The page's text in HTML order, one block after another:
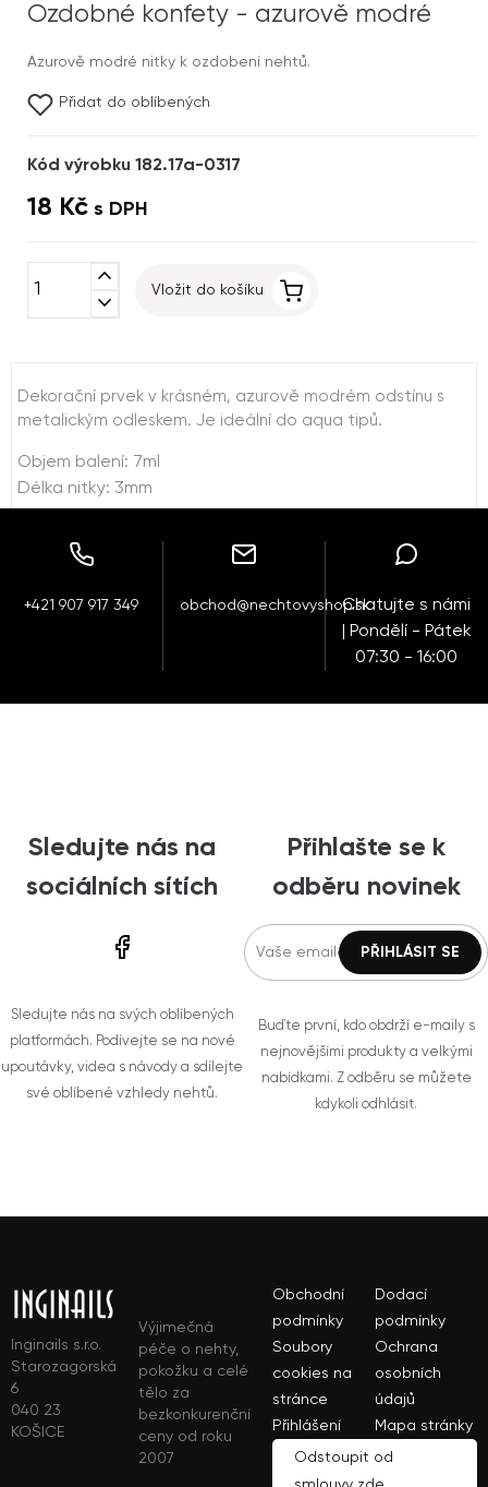
Ozdobné konfety - azurově modré
Azurově modré nitky k ozdobení nehtů.
Přidat do oblíbených
Kód výrobku 182.17a-0317
18 Kč s DPH
expand_less
expand_more
Vložit do košíku
Dekorační prvek v krásném, azurově modrém odstínu s
metalickým odleskem. Je ideální do aqua tipů.
Objem balení: 7ml
Délka nitky: 3mm
+421 907 917 349 obchod@nechtovyshop.skChatujte s námi
| Pondělí - Pátek
07:30 - 16:00
Sledujte nás na
sociálních sítích
Sledujte nás na svých oblíbených
platformách. Podívejte se na nové
upoutávky, videa s návody a sdílejte
své oblíbené vzhledy nehtů.
Přihlašte se k
odběru novinek
Buďte první, kdo obdrží e-maily s
nejnovějšími produkty a velkými
nabídkami. Z odběru se můžete
kdykoli odhlásit.
Inginails s.r.o.
Starozagorská
6
040 23
KOŠICE
Výjimečná
péče o nehty,
pokožku a celé
tělo za
bezkonkurenční
ceny od roku
2007
Obchodní
podmínky
Dodací
podmínky
Soubory
cookies na
stránce
Ochrana
osobních
údajů
Přihlášení
Mapa stránky
Odstoupit od